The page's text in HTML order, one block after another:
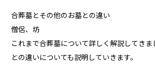
合葬墓とその他のお墓との違い
僧侶、坊
これまで合葬墓について詳しく解説してき
との違いについても説明していきます。